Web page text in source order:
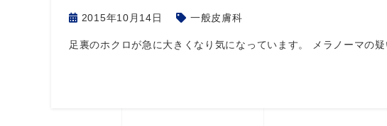
2015年10月14日 一般皮膚科
足裏のホクロが急に大きくなり気になっています。 メラノーマの